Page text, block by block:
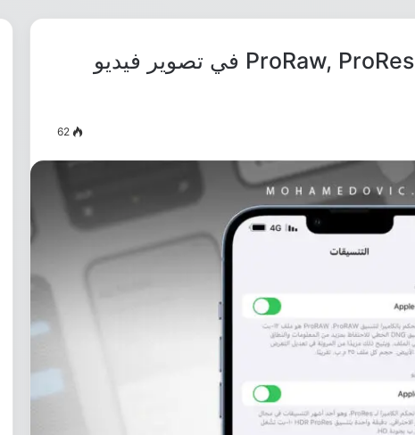
ما هي طريقة تفعيل خواص ProRaw, ProRes في تصوير فيديو
62